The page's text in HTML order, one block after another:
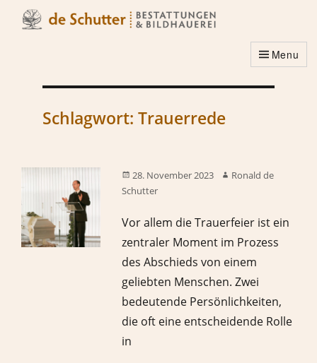
Menu
Schlagwort: Trauerrede
28. November 2023
Ronald de
Schutter
Vor allem die Trauerfeier ist ein
zentraler Moment im Prozess
des Abschieds von einem
geliebten Menschen. Zwei
bedeutende Persönlichkeiten,
die oft eine entscheidende Rolle
in